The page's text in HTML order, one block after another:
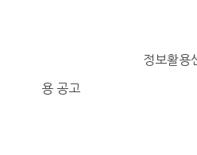
정보활용센터 기
용 공고